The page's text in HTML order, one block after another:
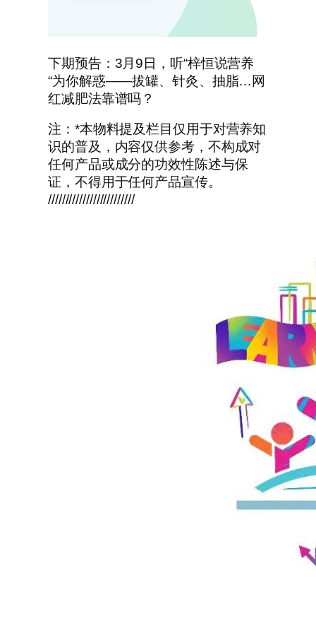
下期预告：3月9日，听“梓恒说营养
“为你解惑——拔罐、针灸、抽脂…网
红减肥法靠谱吗？
注：*本物料提及栏目仅用于对营养知
识的普及，内容仅供参考，不构成对
任何产品或成分的功效性陈述与保
证，不得用于任何产品宣传。
/////////////////////////